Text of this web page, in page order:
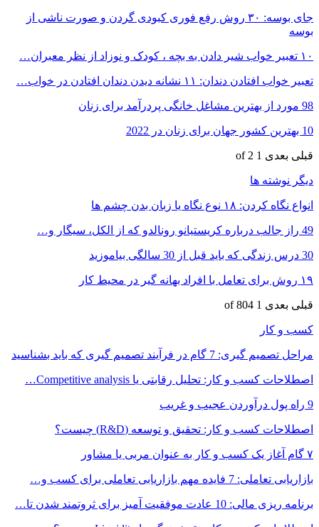
جای بوسه: ۳۰ روش رفع فوری کبودی گردن و صورت ناشی از
بوسه
۱۰ تعبیر خواب شیر دادن به بچه ، کودک و نوزاد از نظر معبران…
تعبیر خواب افتادن دندان: ۱۱ نشانه دیدن دندان افتادن در خواب…
98 مورد از بهترین مشاغل خانگی پردرآمد برای زنان
10 بهترین کشور جهان برای زنان در 2022
قبلی بعدی 1 of 2
دیگر نوشته ها
انواع نگاه کردن: ۱۸ نوع نگاه یا زبان بدن چشم ها
49 راز جالب درباره کریستیانو رونالدو که از الکل، سیگار و…
30 درس زندگی که باید قبل از 30 سالگی بیاموزید
۱۹ روش‌ برای تعامل با افراد بهانه گیر در محیط کار
قبلی بعدی 1 of 804
کسب و کار
مراحل تصمیم گیری: 7 گام در فرآیند تصمیم گیری که باید بشناسید
اصطلاحات کسب و کار: تحلیل رقابتی یا Competitive analysis…
9 راه پول درآوردن عجیب و غریب
اصطلاحات کسب و کار: تحقیق و توسعه (R&D) چیست؟
۷ گام آغاز یک کسب و کار به عنوان مربی یا مشاور
بازاریابی تعاملی: 7 فایده مهم بازاریابی تعاملی برای کسب و…
برنامه ریزی مالی: 10 عادت موفقیت آمیز برای ثروتمند شدن تا…